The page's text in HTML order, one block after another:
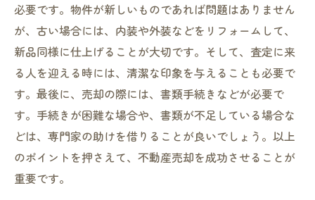
必要です。物件が新しいものであれば問題はありません
が、古い場合には、内装や外装などをリフォームして、
新品同様に仕上げることが大切です。そして、査定に来
る人を迎える時には、清潔な印象を与えることも必要で
す。最後に、売却の際には、書類手続きなどが必要で
す。手続きが困難な場合や、書類が不足している場合な
どは、専門家の助けを借りることが良いでしょう。以上
のポイントを押さえて、不動産売却を成功させることが
重要です。